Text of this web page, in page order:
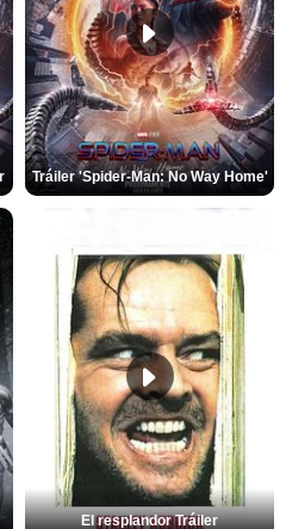
Tráiler 'Spider-Man: No Way Home'
El resplandor Tráiler